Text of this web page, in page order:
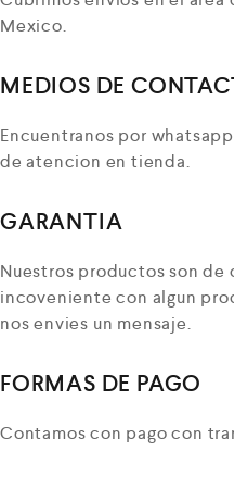
Mexico.
MEDIOS DE
Encuentranos por
de atencion en tienda.
GARANTIA
Nuestros productos son de
incoveniente con algun
nos envies un mensaje.
FORMAS DE PAGO
Contamos con pago con